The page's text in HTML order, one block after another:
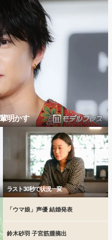
明かす
ラスト30秒で状況一変
「ウマ娘」声優 結婚発表
鈴木砂羽 子宮筋腫摘出